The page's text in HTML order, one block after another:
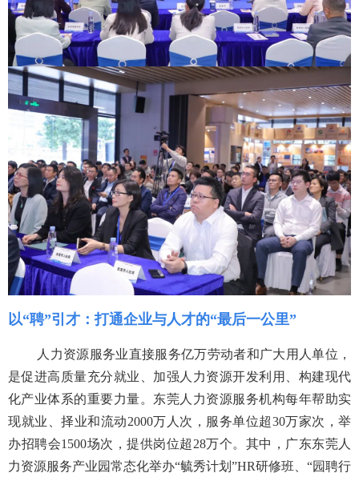
以“聘”引才：打通企业与人才的“最后一公里”
人力资源服务业直接服务亿万劳动者和广大用人单位，
是促进高质量充分就业、加强人力资源开发利用、构建现代
化产业体系的重要力量。东莞人力资源服务机构每年帮助实
现就业、择业和流动2000万人次，服务单位超30万家次，举
办招聘会1500场次，提供岗位超28万个。其中，广东东莞人
力资源服务产业园常态化举办“毓秀计划”HR研修班、“园聘行